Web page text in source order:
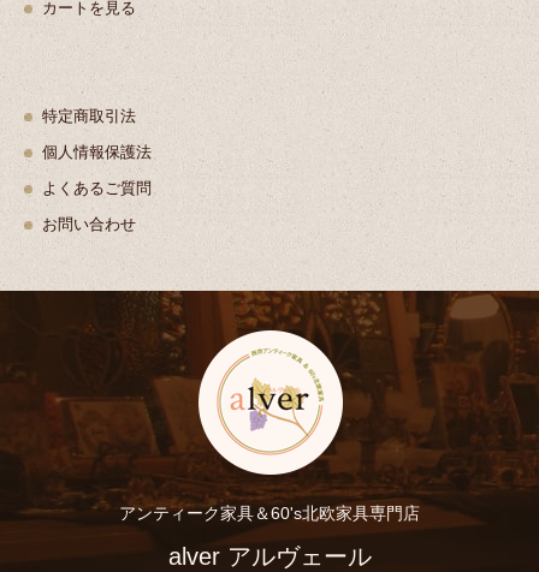
カートを見る
特定商取引法
個人情報保護法
よくあるご質問
お問い合わせ
アンティーク家具＆60's北欧家具専門店
alver アルヴェール